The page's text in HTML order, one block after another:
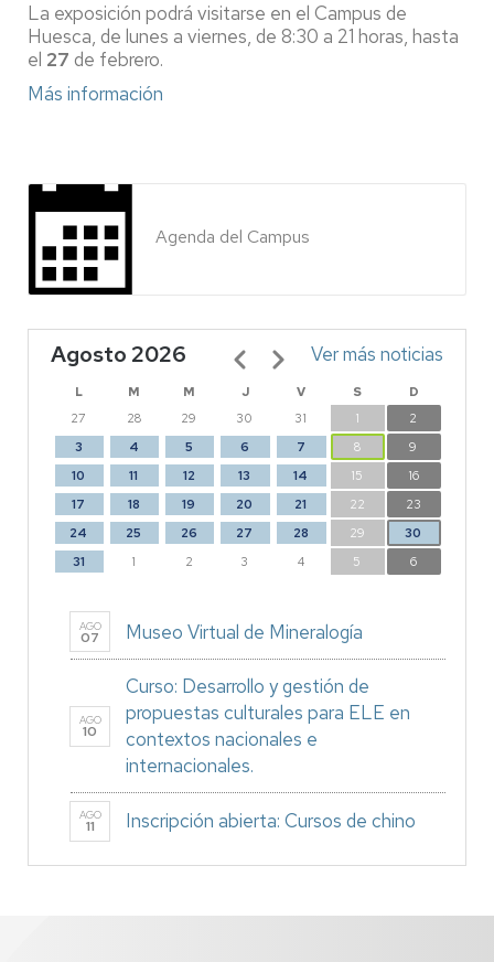
La exposición podrá visitarse en el Campus de
Huesca, de lunes a viernes, de 8:30 a 21 horas, hasta
el 27 de febrero.
Más información
Agenda del Campus
Agosto 2026
L M M J V S
D
27
28 29 30 31 1
2
3
4 5 6 7 8
9
10
11 12 13 14 15
16
17
18 19 20 21 22
23
24
25 26 27 28 29
30
31
1 2 3 4 5 6
Paginación Ver más noticias
AGO
07 Museo Virtual de Mineralogía
AGO
10
Curso: Desarrollo y gestión de
propuestas culturales para ELE en
contextos nacionales e
internacionales.
AGO
11 Inscripción abierta: Cursos de chino